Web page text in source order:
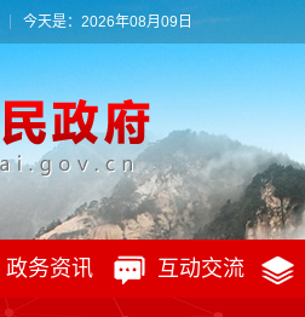
今天是：2026年08月09日
政务资讯 互动交流